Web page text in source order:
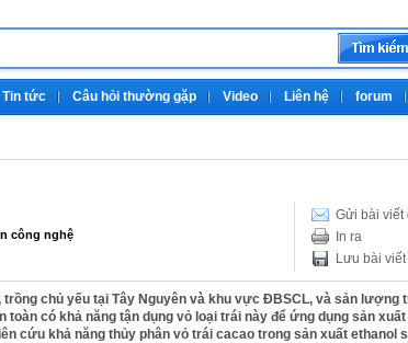
Tin tức Câu hỏi thường gặp Video Liên hệ forum
Gửi bài viết
In ra
Lưu bài
công nghệ
trồng chủ yếu tại Tây Nguyên và khu vực ĐBSCL, và sản lượng
toàn có khả năng tận dụng vỏ loại trái này để ứng dụng sản xuất
cứu khả năng thủy phân vỏ trái cacao trong sản xuất ethanol